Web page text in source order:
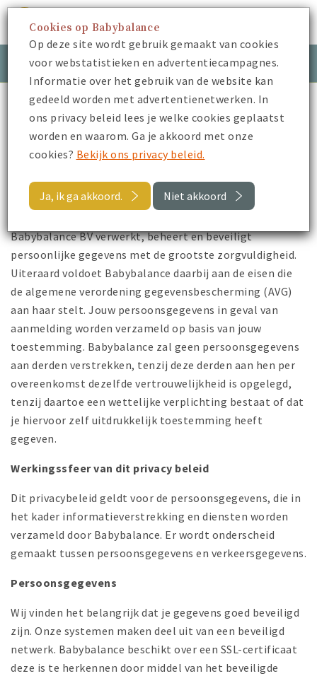
Inloggen Meld je aan
Babybalance Privacy Beleid
Privacy Beleid
Babybalance BV verwerkt, beheert en beveiligt
persoonlijke gegevens met de grootste zorgvuldigheid.
Uiteraard voldoet Babybalance daarbij aan de eisen die
de algemene verordening gegevensbescherming (AVG)
aan haar stelt. Jouw persoonsgegevens in geval van
aanmelding worden verzameld op basis van jouw
toestemming. Babybalance zal geen persoonsgegevens
aan derden verstrekken, tenzij deze derden aan hen per
overeenkomst dezelfde vertrouwelijkheid is opgelegd,
tenzij daartoe een wettelijke verplichting bestaat of dat
je hiervoor zelf uitdrukkelijk toestemming heeft
gegeven.
Werkingssfeer van dit privacy beleid
Dit privacybeleid geldt voor de persoonsgegevens, die in
het kader informatieverstrekking en diensten worden
verzameld door Babybalance. Er wordt onderscheid
gemaakt tussen persoonsgegevens en verkeersgegevens.
Persoonsgegevens
Wij vinden het belangrijk dat je gegevens goed beveiligd
zijn. Onze systemen maken deel uit van een beveiligd
netwerk. Babybalance beschikt over een SSL-certificaat
deze is te herkennen door middel van het beveiligde
Cookies op Babybalance
Op deze site wordt gebruik gemaakt van cookies
voor webstatistieken en advertentiecampagnes.
Informatie over het gebruik van de website kan
gedeeld worden met advertentienetwerken. In
ons privacy beleid lees je welke cookies geplaatst
worden en waarom. Ga je akkoord met onze
cookies? Bekijk ons privacy beleid.
Ja, ik ga akkoord. Niet akkoord